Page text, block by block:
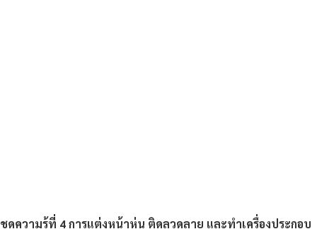
ชุดความรู้ที่ 4 การแต่งหน้าหุ่น ติดลวดลาย และทำเครื่องประกอบ